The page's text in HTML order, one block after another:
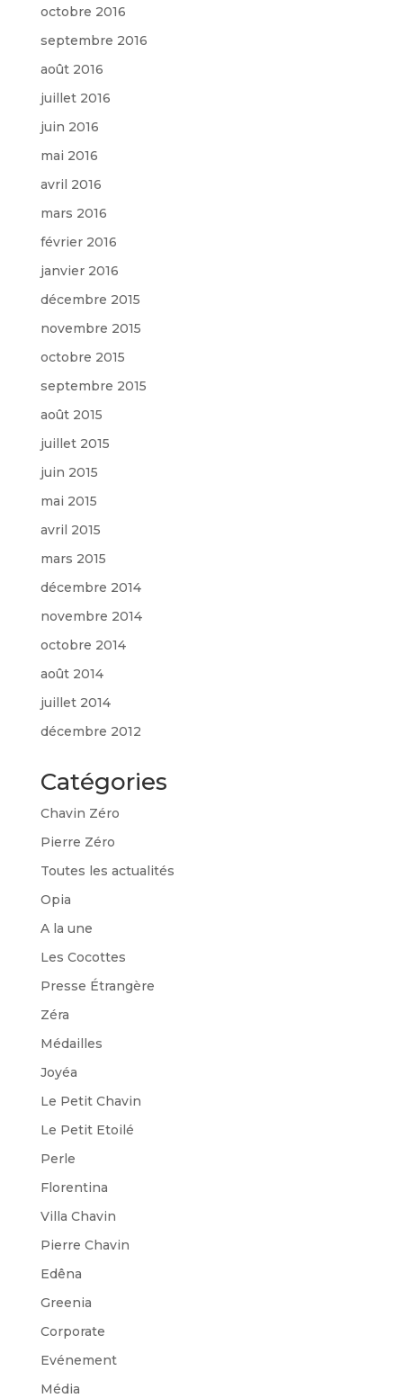
octobre 2016
septembre 2016
août 2016
juillet 2016
juin 2016
mai 2016
avril 2016
mars 2016
février 2016
janvier 2016
décembre 2015
novembre 2015
octobre 2015
septembre 2015
août 2015
juillet 2015
juin 2015
mai 2015
avril 2015
mars 2015
décembre 2014
novembre 2014
octobre 2014
août 2014
juillet 2014
décembre 2012
Catégories
Chavin Zéro
Pierre Zéro
Toutes les actualités
Opia
A la une
Les Cocottes
Presse Étrangère
Zéra
Médailles
Joyéa
Le Petit Chavin
Le Petit Etoilé
Perle
Florentina
Villa Chavin
Pierre Chavin
Edêna
Greenia
Corporate
Evénement
Média